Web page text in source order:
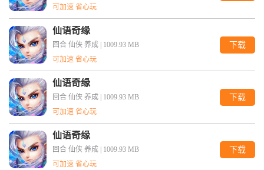
可加速 省心玩
仙语奇缘
回合 仙侠 养成 | 1009.93 MB
可加速 省心玩
下载
仙语奇缘
回合 仙侠 养成 | 1009.93 MB
可加速 省心玩
下载
仙语奇缘
回合 仙侠 养成 | 1009.93 MB
可加速 省心玩
下载